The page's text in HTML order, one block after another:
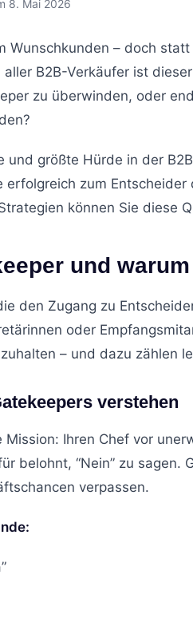
8. Mai 2026
Wunschkunden – doch
B2B-Verkäufer ist
zu überwinden, oder
und größte Hürde in der
erfolgreich zum
können Sie diese
und
den Zugang zu
oder
– und dazu zählen
verstehen
Ihren Chef vor
belohnt, “Nein” zu sagen.
verpassen.